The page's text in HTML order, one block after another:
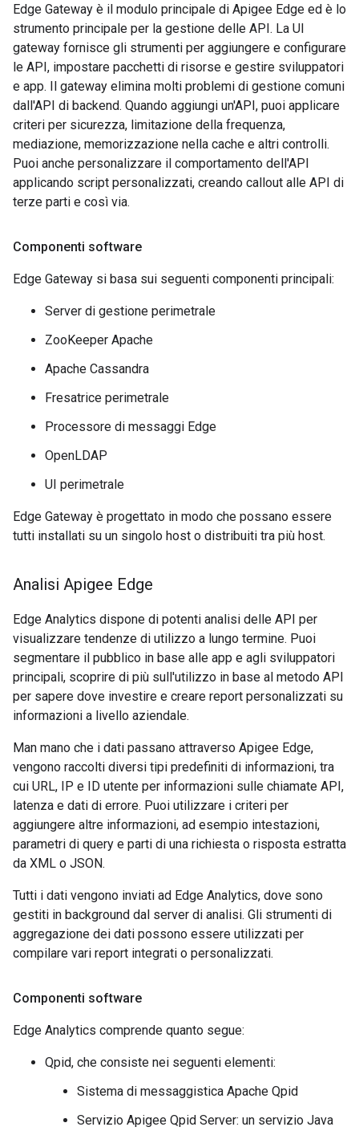
Edge Gateway è il modulo principale di Apigee Edge ed è lo
strumento principale per la gestione delle API. La UI
gateway fornisce gli strumenti per aggiungere e configurare
le API, impostare pacchetti di risorse e gestire sviluppatori
e app. Il gateway elimina molti problemi di gestione comuni
dall'API di backend. Quando aggiungi un'API, puoi applicare
criteri per sicurezza, limitazione della frequenza,
mediazione, memorizzazione nella cache e altri controlli.
Puoi anche personalizzare il comportamento dell'API
applicando script personalizzati, creando callout alle API di
terze parti e così via.
Componenti software
Edge Gateway si basa sui seguenti componenti principali:
Server di gestione perimetrale
ZooKeeper Apache
Apache Cassandra
Fresatrice perimetrale
Processore di messaggi Edge
OpenLDAP
UI perimetrale
Edge Gateway è progettato in modo che possano essere
tutti installati su un singolo host o distribuiti tra più host.
Analisi Apigee Edge
Edge Analytics dispone di potenti analisi delle API per
visualizzare tendenze di utilizzo a lungo termine. Puoi
segmentare il pubblico in base alle app e agli sviluppatori
principali, scoprire di più sull'utilizzo in base al metodo API
per sapere dove investire e creare report personalizzati su
informazioni a livello aziendale.
Man mano che i dati passano attraverso Apigee Edge,
vengono raccolti diversi tipi predefiniti di informazioni, tra
cui URL, IP e ID utente per informazioni sulle chiamate API,
latenza e dati di errore. Puoi utilizzare i criteri per
aggiungere altre informazioni, ad esempio intestazioni,
parametri di query e parti di una richiesta o risposta estratta
da XML o JSON.
Tutti i dati vengono inviati ad Edge Analytics, dove sono
gestiti in background dal server di analisi. Gli strumenti di
aggregazione dei dati possono essere utilizzati per
compilare vari report integrati o personalizzati.
Componenti software
Edge Analytics comprende quanto segue:
Qpid, che consiste nei seguenti elementi:
Sistema di messaggistica Apache Qpid
Servizio Apigee Qpid Server: un servizio Java